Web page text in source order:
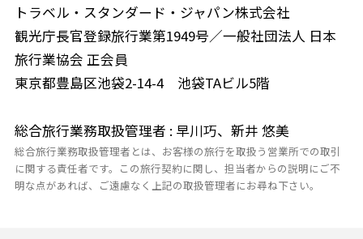
トラベル・スタンダード・ジャパン株式会社
観光庁長官登録旅行業第1949号／一般社団法人 日本
旅行業協会 正会員
東京都豊島区池袋2-14-4 池袋TAビル5階
総合旅行業務取扱管理者 : 早川巧、新井 悠美
総合旅行業務取扱管理者とは、お客様の旅行を取扱う営業所での取引
に関する責任者です。この旅行契約に関し、担当者からの説明にご不
明な点があれば、ご遠慮なく上記の取扱管理者にお尋ね下さい。